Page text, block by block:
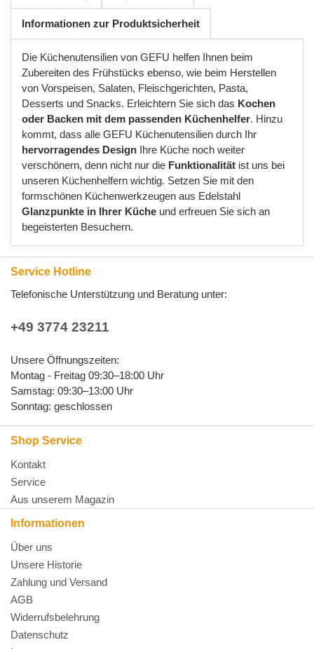
Informationen zur Produktsicherheit
Die Küchenutensilien von GEFU helfen Ihnen beim
Zubereiten des Frühstücks ebenso, wie beim Herstellen
von Vorspeisen, Salaten, Fleischgerichten, Pasta,
Desserts und Snacks. Erleichtern Sie sich das Kochen
oder Backen mit dem passenden Küchenhelfer. Hinzu
kommt, dass alle GEFU Küchenutensilien durch Ihr
hervorragendes Design Ihre Küche noch weiter
verschönern, denn nicht nur die Funktionalität ist uns bei
unseren Küchenhelfern wichtig. Setzen Sie mit den
formschönen Küchenwerkzeugen aus Edelstahl
Glanzpunkte in Ihrer Küche und erfreuen Sie sich an
begeisterten Besuchern.
Service Hotline
Telefonische Unterstützung und Beratung unter:
+49 3774 23211
Unsere Öffnungszeiten:
Montag - Freitag 09:30–18:00 Uhr
Samstag: 09:30–13:00 Uhr
Sonntag: geschlossen
Shop Service
Kontakt
Service
Aus unserem Magazin
Informationen
Über uns
Unsere Historie
Zahlung und Versand
AGB
Widerrufsbelehrung
Datenschutz